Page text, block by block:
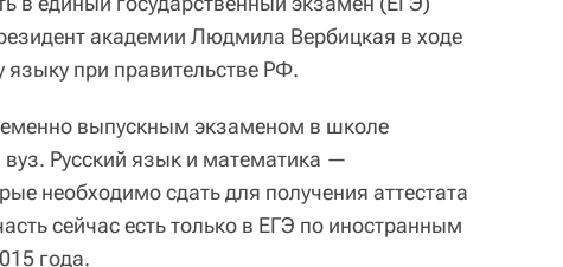
академии Людмила Вербицкая в ходе
языку при правительстве РФ.
выпускным экзаменом в школе
Русский язык и математика —
необходимо сдать для получения аттестата
сейчас есть только в ЕГЭ по иностранным
года.